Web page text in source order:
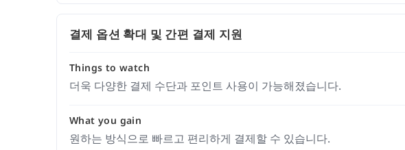
결제 옵션 확대 및 간편 결제 지원
Things to watch
더욱 다양한 결제 수단과 포인트 사용이 가능해졌습니다.
What you gain
원하는 방식으로 빠르고 편리하게 결제할 수 있습니다.